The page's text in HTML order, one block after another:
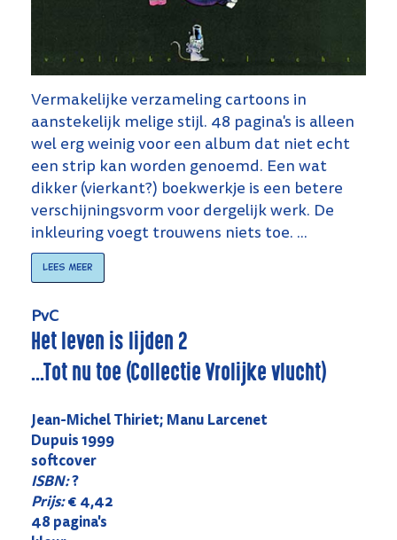
Vermakelijke verzameling cartoons in
aanstekelijk melige stijl. 48 pagina's is alleen
wel erg weinig voor een album dat niet echt
een strip kan worden genoemd. Een wat
dikker (vierkant?) boekwerkje is een betere
verschijningsvorm voor dergelijk werk. De
inkleuring voegt trouwens niets toe. ...
Lees meer
PvC
Het leven is lijden 2
...Tot nu toe (Collectie Vrolijke vlucht)
Jean-Michel Thiriet; Manu Larcenet
Dupuis 1999
softcover
ISBN:?
Prijs:€ 4,42
48 pagina's